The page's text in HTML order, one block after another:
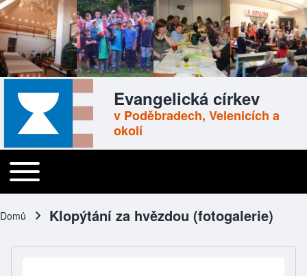
Skip to header
Skip to main navigation
Přejít k hlavnímu obsahu
Skip to footer
Evangelická církev
v Poděbradech, Velenicích a
okolí
Main navigation
Toggle main menu
Drobečková navigace
Domů Klopýtání za hvězdou (fotogalerie)